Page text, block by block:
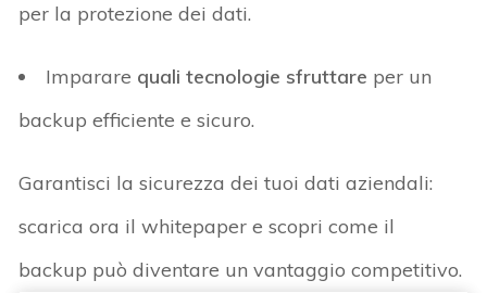
per la protezione dei dati.
Imparare quali tecnologie sfruttare per un
backup efficiente e sicuro.
Garantisci la sicurezza dei tuoi dati aziendali:
scarica ora ilwhitepaper e scopri come il
backup può diventare un vantaggio competitivo.